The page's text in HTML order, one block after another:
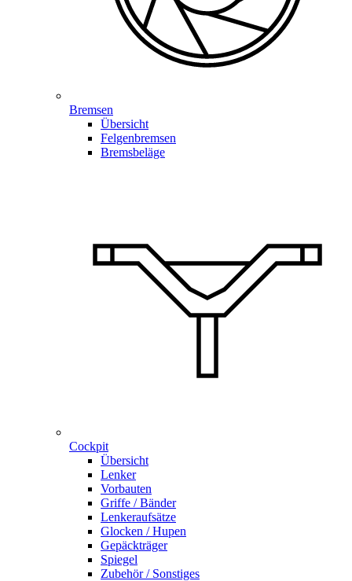
Bremsen
Übersicht
Felgenbremsen
Bremsbeläge
Cockpit
Übersicht
Lenker
Vorbauten
Griffe / Bänder
Lenkeraufsätze
Glocken / Hupen
Gepäckträger
Spiegel
Zubehör / Sonstiges